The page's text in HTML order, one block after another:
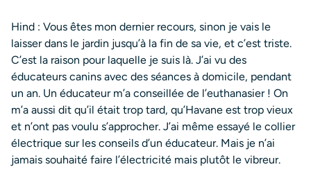
Hind : Vous êtes mon dernier recours, sinon je vais le
laisser dans le jardin jusqu’à la fin de sa vie, et c’est triste.
C’est la raison pour laquelle je suis là. J’ai vu des
éducateurs canins avec des séances à domicile, pendant
un an. Un éducateur m’a conseillée de l’euthanasier ! On
m’a aussi dit qu’il était trop tard, qu’Havane est trop vieux
et n’ont pas voulu s’approcher. J’ai même essayé le collier
électrique sur les conseils d’un éducateur. Mais je n’ai
jamais souhaité faire l’électricité mais plutôt le vibreur.